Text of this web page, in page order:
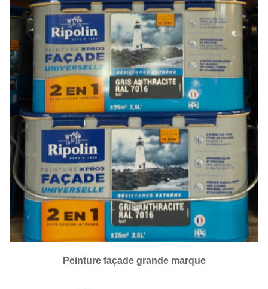
Peinture façade grande marque